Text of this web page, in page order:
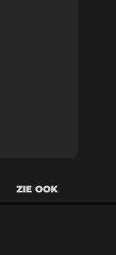
ZIE OOK